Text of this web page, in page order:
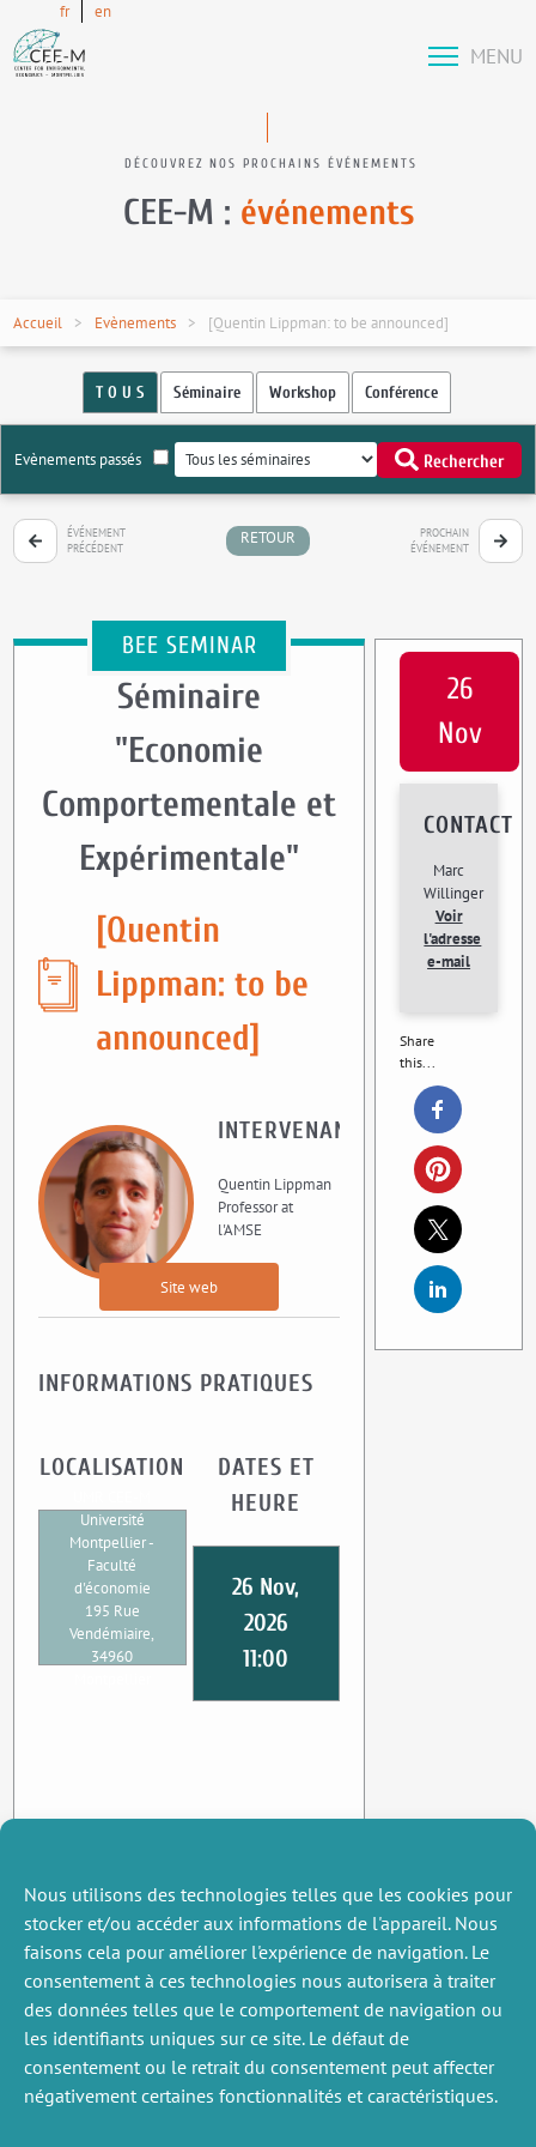
Nous utilisons des technologies telles que les cookies pour
stocker et/ou accéder aux informations de l'appareil. Nous
faisons cela pour améliorer l'expérience de navigation. Le
consentement à ces technologies nous autorisera à traiter
des données telles que le comportement de navigation ou
les identifiants uniques sur ce site. Le défaut de
consentement ou le retrait du consentement peut affecter
négativement certaines fonctionnalités et caractéristiques.
fr en
MENU
DÉCOUVREZ NOS PROCHAINS ÉVÉNEMENTS
CEE-M : événements
Accueil Evènements [Quentin Lippman: to be announced]
T O U S Séminaire Workshop Conférence
Evènements passés Rechercher
ÉVÉNEMENT
PRÉCÉDENT
RETOUR
PROCHAIN
ÉVÉNEMENT
BEE SEMINAR
Séminaire
"Economie
Comportementale et
Expérimentale"
[Quentin
Lippman: to be
announced]
INTERVENANT
Quentin Lippman
Professor at
l'AMSE
Site web
INFORMATIONS PRATIQUES
LOCALISATION
Université
Montpellier -
Faculté
d'économie
195 Rue
Vendémiaire,
34960
DATES ET
HEURE
26 Nov,
2026
11:00
26
Nov
CONTACT
Marc
Willinger
Voir
l'adresse
e-mail
Share
this...